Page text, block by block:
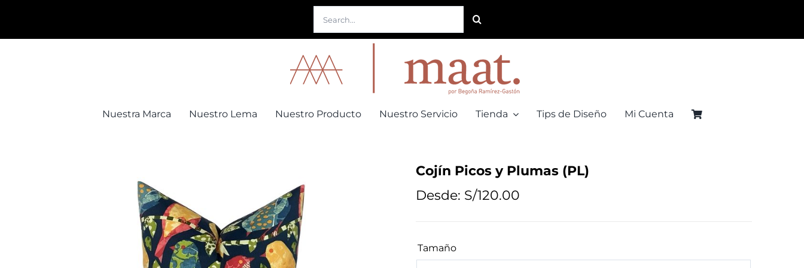
contenido
Nuestra Marca Nuestro Lema Nuestro Producto Nuestro Servicio Tienda Tips de Diseño Mi Cuenta
Cojín Picos y Plumas (PL)
Desde: S/120.00
Tamaño